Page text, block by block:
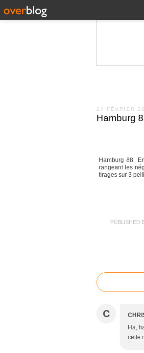
24 FÉVRIER
Hamburg
Hamburg 88.
rangeant les
tirages sur 3
PUBLISHED
C
Ha,
cette